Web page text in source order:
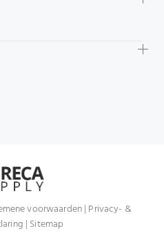
voorwaarden| Privacy- &
| Sitemap